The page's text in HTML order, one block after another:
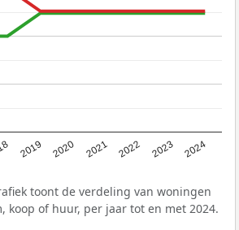
2019 2020 2021 2022 2023 2024
toont de verdeling van woningen
koop of huur, per jaar tot en met 2024.